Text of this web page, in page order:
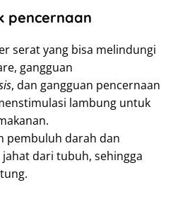
pencernaan
serat yang bisa melindungi
gangguan
, dan gangguan pencernaan
lambung untuk
pembuluh darah dan
dari tubuh, sehingga